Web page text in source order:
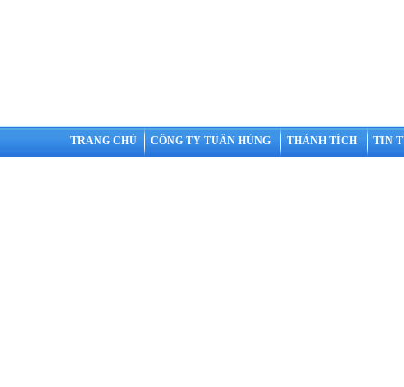
TRANG CHỦ CÔNG TY TUẤN HÙNG THÀNH TÍCH TIN